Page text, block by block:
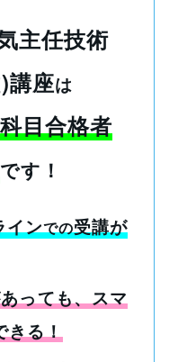
主任技術
講座は
目合格者
です！
インでの受講が
っても、スマ
きる！